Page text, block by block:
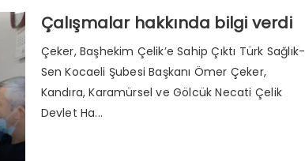
Çalışmalar hakkında bilgi verdi
Çeker, Başhekim Çelik’e Sahip Çıktı Türk Sağlık-
Sen Kocaeli Şubesi Başkanı Ömer Çeker,
Kandıra, Karamürsel ve Gölcük Necati Çelik
Devlet Ha...